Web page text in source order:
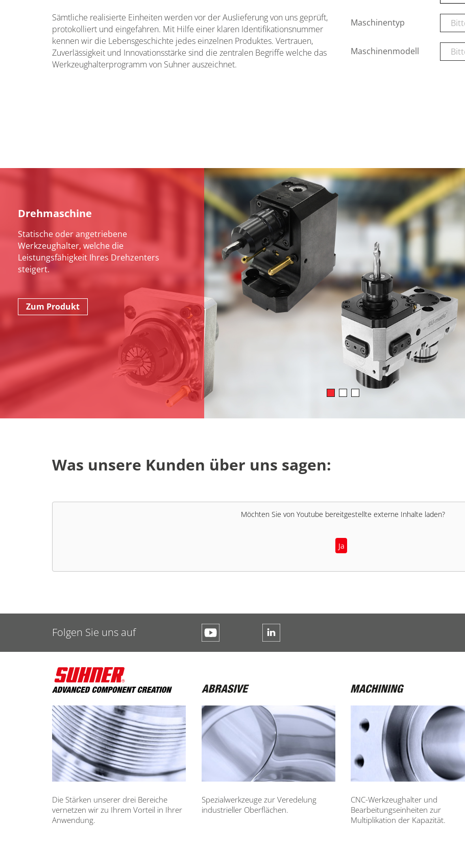
Sämtliche realisierte Einheiten werden vor der Auslieferung von uns geprüft,
protokolliert und eingefahren. Mit Hilfe einer klaren Identifikationsnummer
kennen wir die Lebensgeschichte jedes einzelnen Produktes. Vertrauen,
Zuverlässigkeit und Innovationsstärke sind die zentralen Begriffe welche das
Werkzeughalterprogramm von Suhner auszeichnet.
Maschinentyp
Maschinenmodell
Drehmaschine
Statische oder angetriebene
Werkzeughalter, welche die
Leistungsfähigkeit Ihres Drehzenters
steigert.
Zum Produkt
Was unsere Kunden über uns sagen:
Möchten Sie von Youtube bereitgestellte externe Inhalte laden?
Ja
Folgen Sie uns auf
Die Stärken unserer drei Bereiche
vernetzen wir zu Ihrem Vorteil in Ihrer
Anwendung.
Spezialwerkzeuge zur Veredelung
industrieller Oberflächen.
CNC-Werkzeughalter und
Bearbeitungseinheiten zur
Multiplikation der Kapazität.